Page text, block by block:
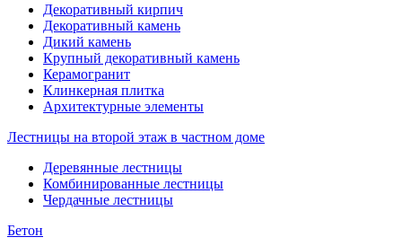
Декоративный кирпич
Декоративный камень
Дикий камень
Крупный декоративный камень
Керамогранит
Клинкерная плитка
Архитектурные элементы
Лестницы на второй этаж в частном доме
Деревянные лестницы
Комбинированные лестницы
Чердачные лестницы
Бетон